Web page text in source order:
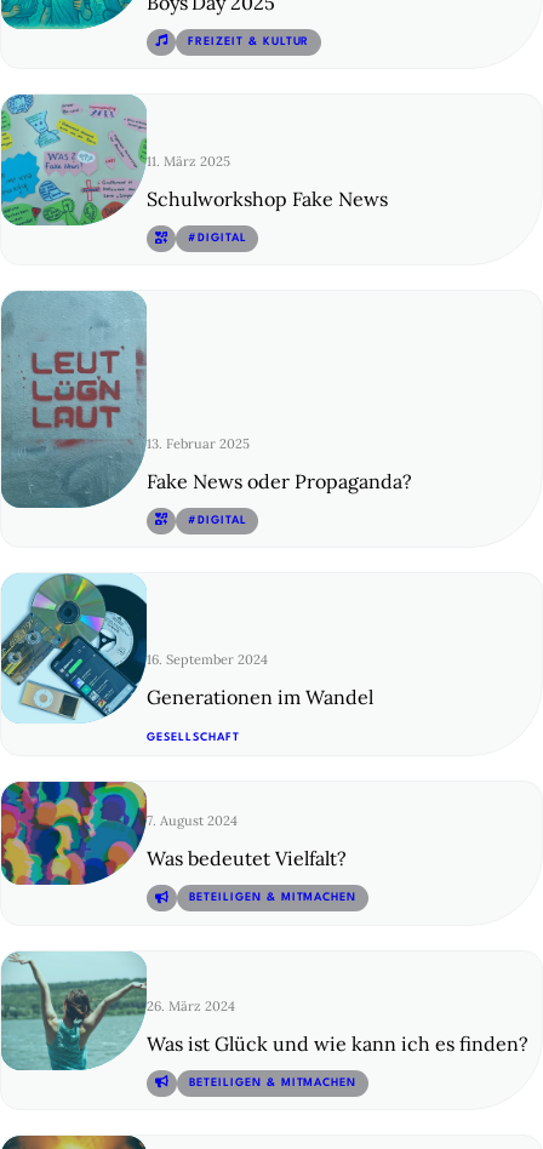
FREIZEIT & KULTUR
11. März 2025
Schulworkshop Fake News
#DIGITAL
13. Februar 2025
Fake News oder Propaganda?
#DIGITAL
16. September 2024
Generationen im Wandel
GESELLSCHAFT
7. August 2024
Was bedeutet Vielfalt?
BETEILIGEN & MITMACHEN
26. März 2024
Was ist Glück und wie kann ich es finden?
BETEILIGEN & MITMACHEN